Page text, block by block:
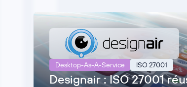
Desktop-As-A-Service ISO 27001
Designair : ISO 27001